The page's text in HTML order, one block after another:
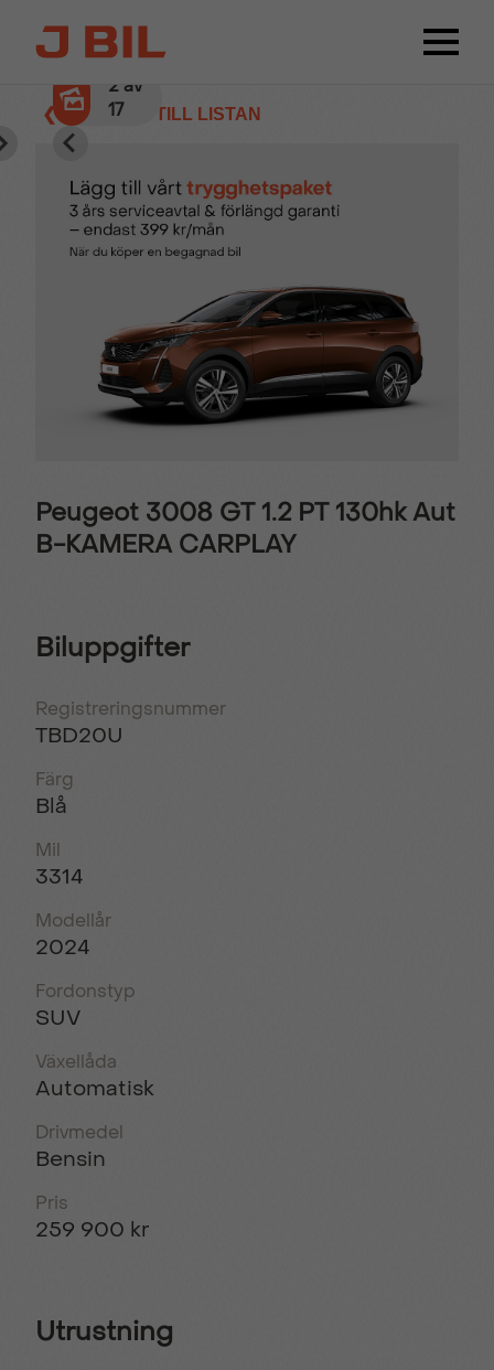
❮ TILLBAKA TILL LISTAN
3av
17
Peugeot 3008 GT 1.2 PT 130hk Aut
B-KAMERA CARPLAY
Biluppgifter
Registreringsnummer
TBD20U
Färg
Blå
Mil
3314
Modellår
2024
Fordonstyp
SUV
Växellåda
Automatisk
Drivmedel
Bensin
Pris
259 900 kr
Utrustning